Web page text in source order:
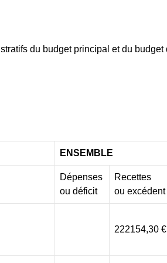
du budget principal et du budget
ENSEMBLE
Dépenses
ou déficit
Recettes
ou excédent
222154,30 €